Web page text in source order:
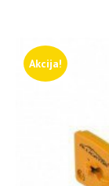
Akcija!